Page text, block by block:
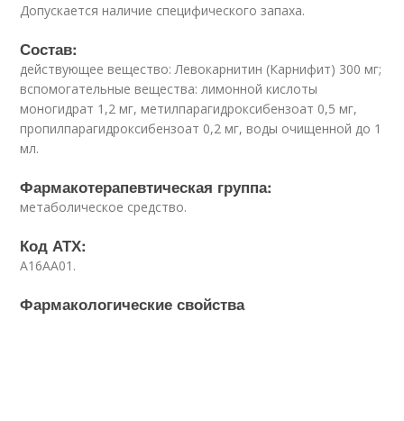
Допускается наличие специфического запаха.
Состав:
действующее вещество: Левокарнитин (Карнифит) 300 мг;
вспомогательные вещества: лимонной кислоты
моногидрат 1,2 мг, метилпарагидроксибензоат 0,5 мг,
пропилпарагидроксибензоат 0,2 мг, воды очищенной до 1
мл.
Фармакотерапевтическая группа:
метаболическое средство.
Код АТХ:
А16АА01.
Фармакологические свойства